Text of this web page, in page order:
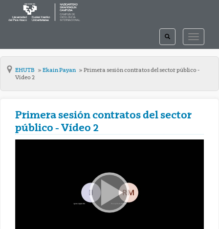
TOGGLE
TOGGLE
SEARCH
EHUTB Ekain Payan
Primera sesión contratos del sector público -
Vídeo 2
Primera sesión contratos del sector
público - Vídeo 2